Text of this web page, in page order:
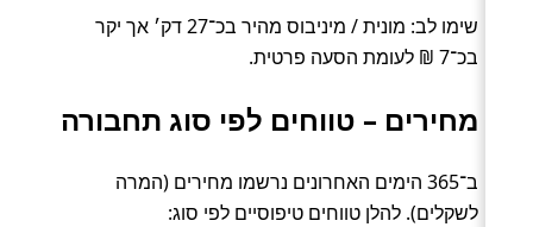
שימו לב: מונית / מיניבוס מהיר בכ־27 דק׳ אך יקר
בכ־7 ₪ לעומת הסעה פרטית.
מחירים – טווחים לפי סוג תחבורה
ב־365 הימים האחרונים נרשמו מחירים (המרה
לשקלים). להלן טווחים טיפוסיים לפי סוג: